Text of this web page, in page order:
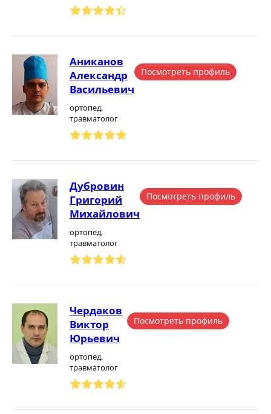
Аниканов
Александр
Васильевич
ортопед,
травматолог
Посмотреть профиль
Дубровин
Григорий
Михайлович
ортопед,
травматолог
Посмотреть профиль
Чердаков
Виктор
Юрьевич
ортопед,
травматолог
Посмотреть профиль